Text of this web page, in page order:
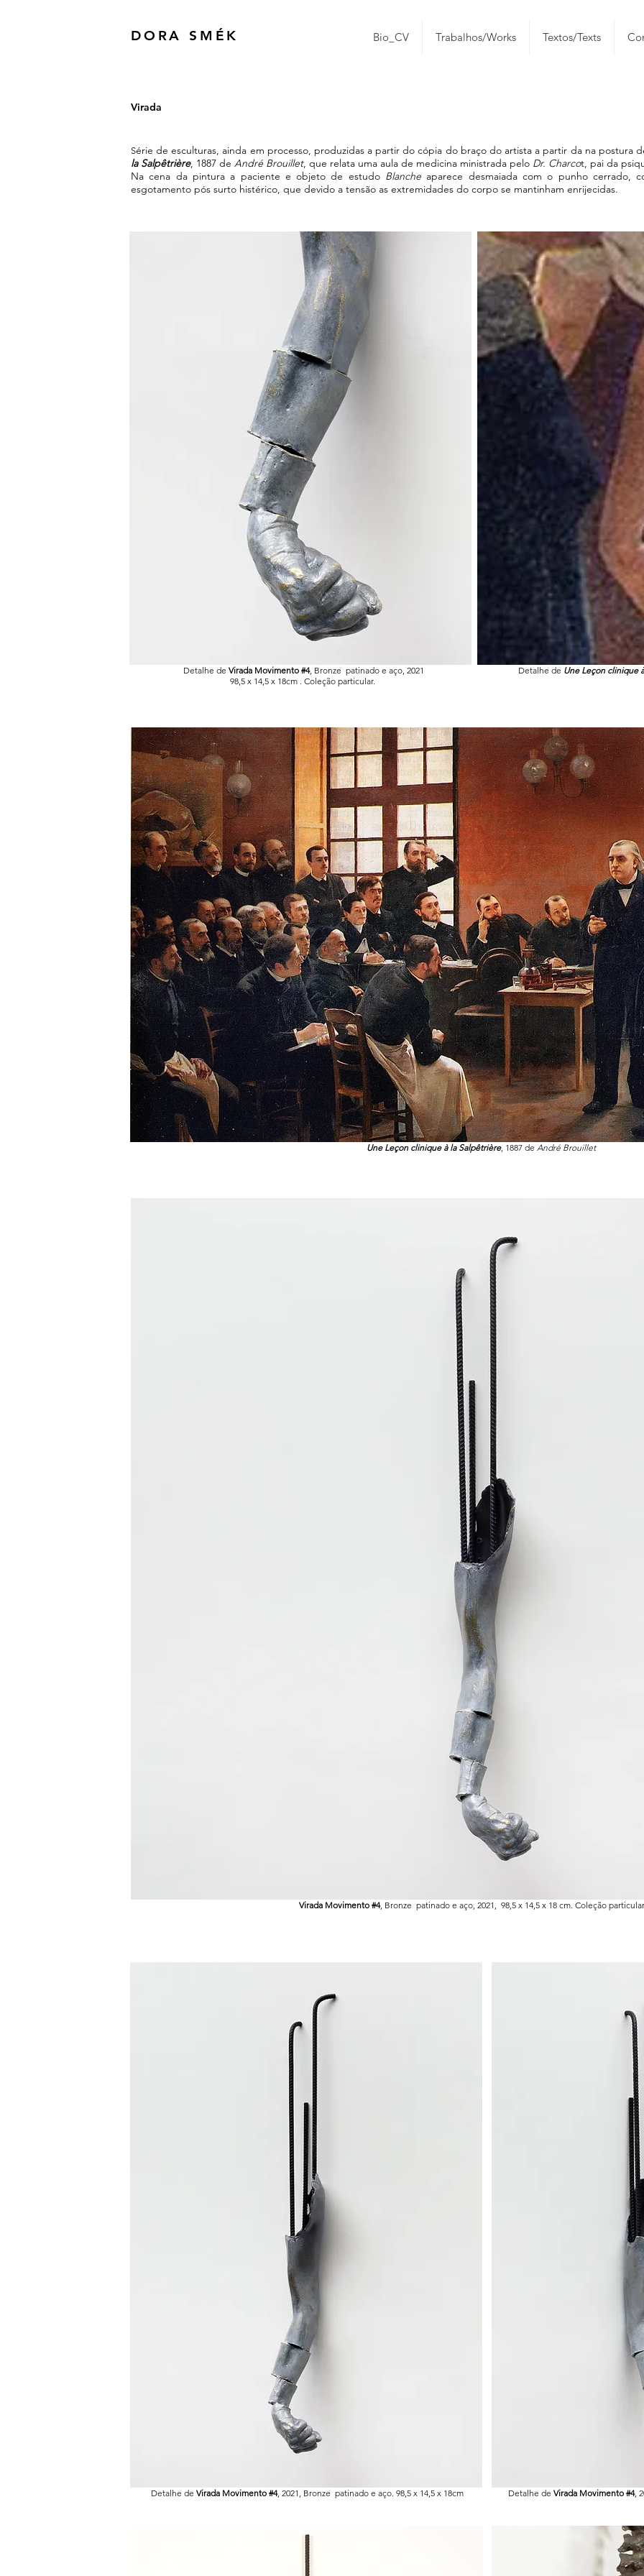
DORA SMÉK Bio_CV Trabalhos/Works Textos/Texts
Virada​​
Série de esculturas, ainda em processo, produzidas a partir do cópia do braço do artista a partir da na postura
la Salpêtrière, 1887 de André Brouillet, que relata uma aula de medicina ministrada pelo Dr. Charcot, pai da
Na cena da pintura a paciente e objeto de estudo Blanche aparece desmaiada com o punho cerrado,
esgotamento pós surto histérico, que devido a tensão as extremidades do corpo se mantinham enrijecidas.
Detalhe de Virada Movimento #4, Bronze patinado e aço, 2021
98,5 x 14,5 x 18cm . Coleção particular.
Detalhe de Une Leçon clinique
Une Leçon clinique à la Salpêtrière, 1887 de André Brouillet
Virada Movimento #4, Bronze patinado e aço, 2021, 98,5 x 14,5 x 18 cm. Coleção
Detalhe de Virada Movimento #4, 2021, Bronze patinado e aço. 98,5 x 14,5 x 18cm Detalhe de Virada Movimento #4,